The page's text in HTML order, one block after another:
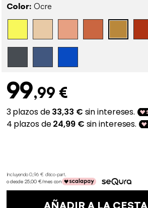
Color: Ocre
99,99 €
Incluyendo 0,96 € d'éco-part.
o desde 25,00 €/mes con
AÑADIR A LA CESTA